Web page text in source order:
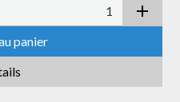
panier